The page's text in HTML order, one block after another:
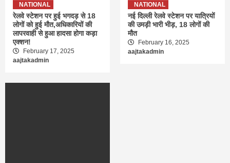
NATIONAL
रेलवे स्टेशन पर हुई भगदड़ से 18
लोगों को हुई मौत,अधिकारियों की
लापरवाही से हुआ हादसा होगा कड़ा
एक्शन!
February 17, 2025
aajtakadmin
NATIONAL
नई दिल्ली रेलवे स्टेशन पर यात्रियों
की उमड़ी भारी भीड़, 18 लोगों की
मौत
February 16, 2025
aajtakadmin